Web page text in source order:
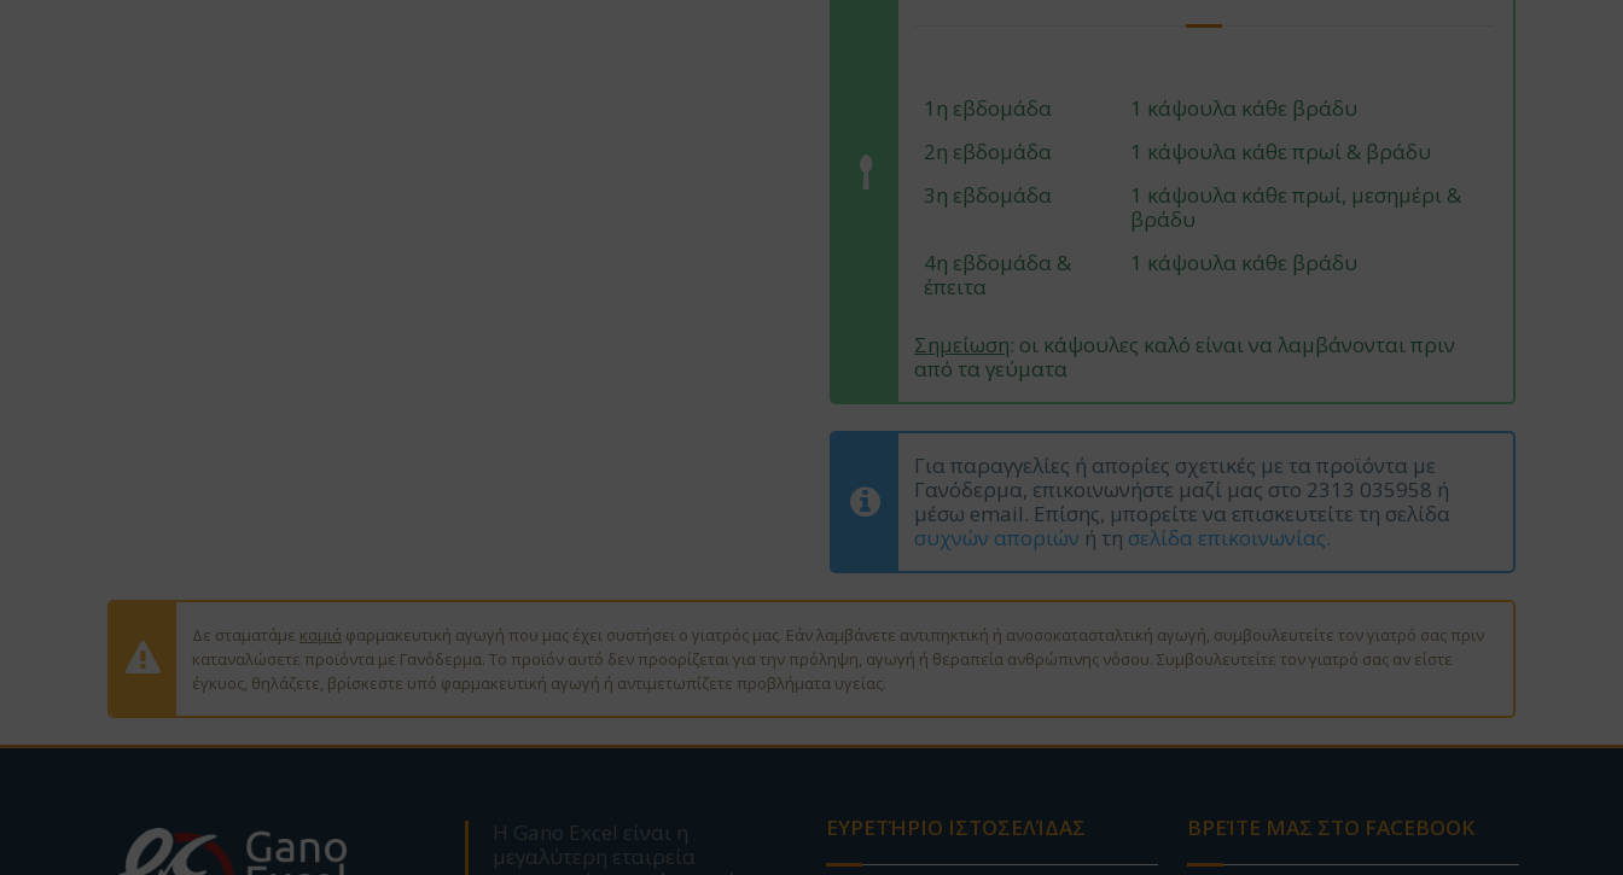
1η εβδομάδα
1 κάψουλα κάθε βράδυ
2η εβδομάδα
1 κάψουλα κάθε πρωί & βράδυ
3η εβδομάδα
1 κάψουλα κάθε πρωί, μεσημέρι &
βράδυ
4η εβδομάδα &
έπειτα
1 κάψουλα κάθε βράδυ
Σημείωση: οι κάψουλες καλό είναι να λαμβάνονται πριν
από τα γεύματα
Για παραγγελίες ή απορίες σχετικές με τα προϊόντα με
Γανόδερμα, επικοινωνήστε μαζί μας στο 2313 035958 ή
μέσω email. Επίσης, μπορείτε να επισκευτείτε τη σελίδα
συχνών αποριών ή τη σελίδα επικοινωνίας.
Δε σταματάμε καμιά φαρμακευτική αγωγή που μας έχει συστήσει ο γιατρός μας. Εάν λαμβάνετε αντιπηκτική ή ανοσοκατασταλτική αγωγή, συμβουλευτείτε τον γιατρό σας πριν
καταναλώσετε προϊόντα με Γανόδερμα. Το προϊόν αυτό δεν προορίζεται για την πρόληψη, αγωγή ή θεραπεία ανθρώπινης νόσου. Συμβουλευτείτε τον γιατρό σας αν είστε
έγκυος, θηλάζετε, βρίσκεστε υπό φαρμακευτική αγωγή ή αντιμετωπίζετε προβλήματα υγείας.
Η Gano Excel είναι η
μεγαλύτερη εταιρεία
ΕΥΡΕΤΉΡΙΟ ΙΣΤΟΣΕΛΊΔΑΣ ΒΡΕΊΤΕ ΜΑΣ ΣΤΟ FACEBOOK